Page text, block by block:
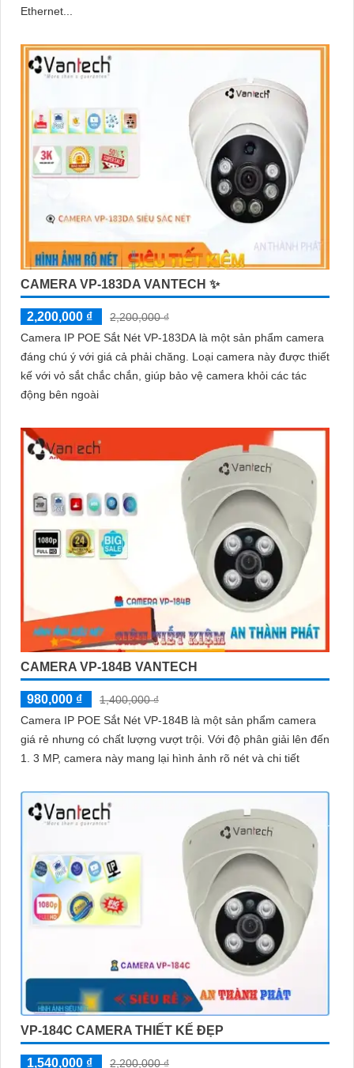
Ethernet...
CAMERA VP-183DA VANTECH ✨
2,200,000 ₫
2,200,000 ₫
Camera IP POE Sắt Nét VP-183DA là một sản phẩm camera
đáng chú ý với giá cả phải chăng. Loại camera này được thiết
kế với vỏ sắt chắc chắn, giúp bảo vệ camera khỏi các tác
động bên ngoài
CAMERA VP-184B VANTECH
980,000 ₫
1,400,000 ₫
Camera IP POE Sắt Nét VP-184B là một sản phẩm camera
giá rẻ nhưng có chất lượng vượt trội. Với độ phân giải lên đến
1. 3 MP, camera này mang lại hình ảnh rõ nét và chi tiết
VP-184C CAMERA THIẾT KẾ ĐẸP
1,540,000 ₫ 2,200,000 ₫